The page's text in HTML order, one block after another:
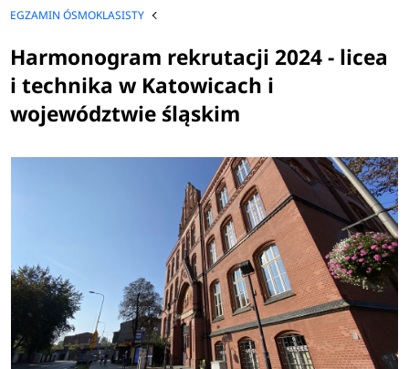
EGZAMIN ÓSMOKLASISTY
Harmonogram rekrutacji 2024 - licea
i technika w Katowicach i
województwie śląskim